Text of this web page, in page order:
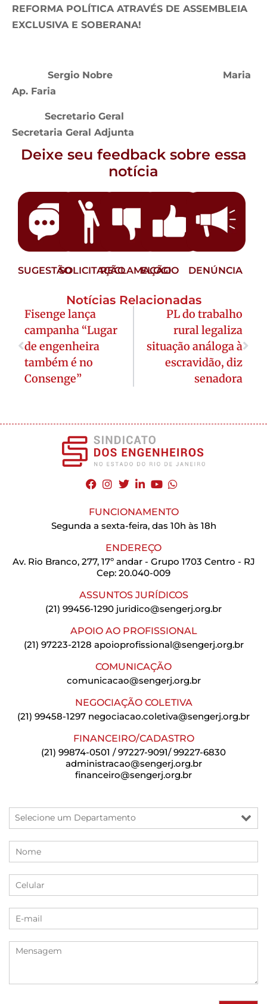
REFORMA POLÍTICA ATRAVÉS DE ASSEMBLEIA
EXCLUSIVA E SOBERANA!
Sergio Nobre Maria
Ap. Faria
Secretario Geral
Secretaria Geral Adjunta
Deixe seu feedback sobre essa
notícia
SUGESTÃOSOLICITAÇÃORECLAMAÇÃO
ELOGIO DENÚNCIA
Notícias Relacionadas
Fisenge lança
campanha “Lugar
de engenheira
também é no
Consenge”
PL do trabalho
rural legaliza
situação análoga à
escravidão, diz
senadora
FUNCIONAMENTO
Segunda a sexta-feira, das 10h às 18h
ENDEREÇO
Av. Rio Branco, 277, 17º andar - Grupo 1703 Centro - RJ
Cep: 20.040-009
ASSUNTOS JURÍDICOS
(21) 99456-1290 juridico@sengerj.org.br
APOIO AO PROFISSIONAL
(21) 97223-2128 apoioprofissional@sengerj.org.br
COMUNICAÇÃO
comunicacao@sengerj.org.br
NEGOCIAÇÃO COLETIVA
(21) 99458-1297 negociacao.coletiva@sengerj.org.br
FINANCEIRO/CADASTRO
(21) 99874-0501 / 97227-9091/ 99227-6830
administracao@sengerj.org.br
financeiro@sengerj.org.br